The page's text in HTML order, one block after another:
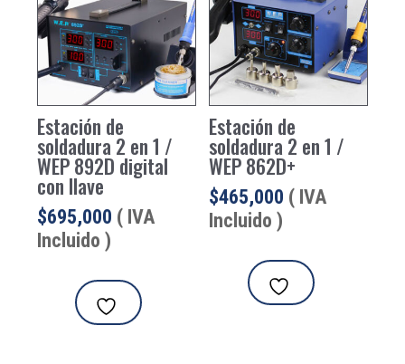
Estación de
soldadura 2 en 1 /
WEP 892D digital
con llave
$695,000 ( IVA
Incluido )
Estación de
soldadura 2 en 1 /
WEP 862D+
$465,000 ( IVA
Incluido )